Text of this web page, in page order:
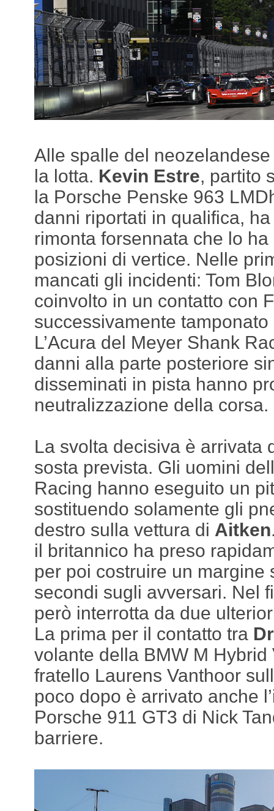
Alle spalle del
la lotta. Kevin Estre, partito
la Porsche Penske 963
danni riportati in qualifica,
rimonta forsennata che lo
posizioni di vertice. Nelle
mancati gli incidenti: Tom
coinvolto in un contatto con
successivamente
L’Acura del Meyer Shank
danni alla parte posteriore
disseminati in pista hanno
neutralizzazione della corsa.
La svolta decisiva è arrivata
sosta prevista. Gli uomini
Racing hanno eseguito un
sostituendo solamente gli
destro sulla vettura di Aitken
il britannico ha preso
per poi costruire un margine
secondi sugli avversari. Nel
però interrotta da due
La prima per il contatto tra
volante della BMW M Hybrid
fratello Laurens Vanthoor
poco dopo è arrivato anche
Porsche 911 GT3 di Nick
barriere.